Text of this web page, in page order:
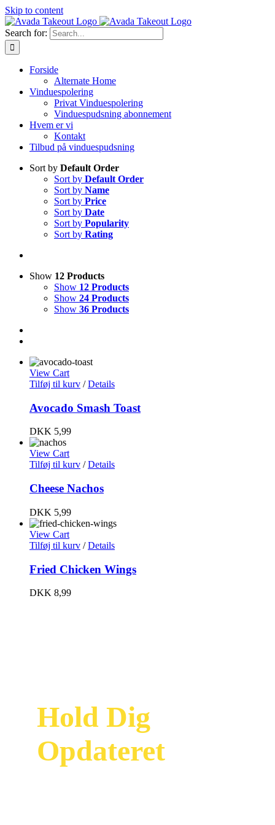
Skip to content
Search for:
Forside
Alternate Home
Vinduespolering
Privat Vinduespolering
Vinduespudsning abonnement
Hvem er vi
Kontakt
Tilbud på vinduespudsning
Sort by Default Order
Sort by Default Order
Sort by Name
Sort by Price
Sort by Date
Sort by Popularity
Sort by Rating
Show 12 Products
Show 12 Products
Show 24 Products
Show 36 Products
View Cart
Tilføj til kurv / Details
Avocado Smash Toast
DKK 5,99
View Cart
Tilføj til kurv / Details
Cheese Nachos
DKK 5,99
View Cart
Tilføj til kurv / Details
Fried Chicken Wings
DKK 8,99
Hold Dig
Opdateret